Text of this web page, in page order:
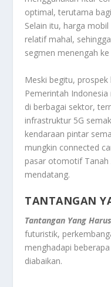
optimal, terutama
Selain itu, harga
relatif mahal,
segmen menengah ke
Meski begitu,
Pemerintah
di berbagai sektor,
infrastruktur 5G
kendaraan pintar
mungkin connected
pasar otomotif Tanah
mendatang.
TANTANGAN
Tantangan Yang
futuristik,
menghadapi
diabaikan.